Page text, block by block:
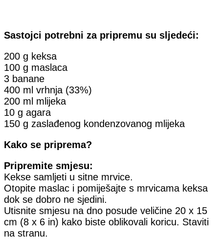
Sastojci potrebni za pripremu su sljedeći:
200 g keksa
100 g maslaca
3 banane
400 ml vrhnja (33%)
200 ml mlijeka
10 g agara
150 g zaslađenog kondenzovanog mlijeka
Kako se priprema?
Pripremite smjesu:
Kekse samljeti u sitne mrvice.
Otopite maslac i pomiješajte s mrvicama keksa
dok se dobro ne sjedini.
Utisnite smjesu na dno posude veličine 20 x 15
cm (8 x 6 in) kako biste oblikovali koricu. Staviti
na stranu.